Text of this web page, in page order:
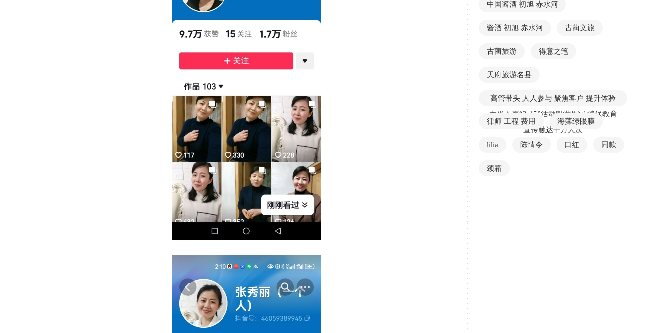
中国酱酒 初旭 赤水河
酱酒 初旭 赤水河 古蔺文旅
古蔺旅游 得意之笔
天府旅游名县
高管带头 人人参与 聚焦客户 提升体验
太平人寿“3·15”活动圆满收官 消保教育
宣传触达千万人次
律师 工程 费用 海藻绿眼膜
lilia 陈情令 口红 同款
颈霜